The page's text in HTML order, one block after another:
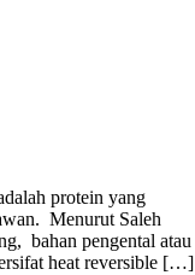
protein yang
Menurut Saleh
bahan pengental atau
heat reversible […]